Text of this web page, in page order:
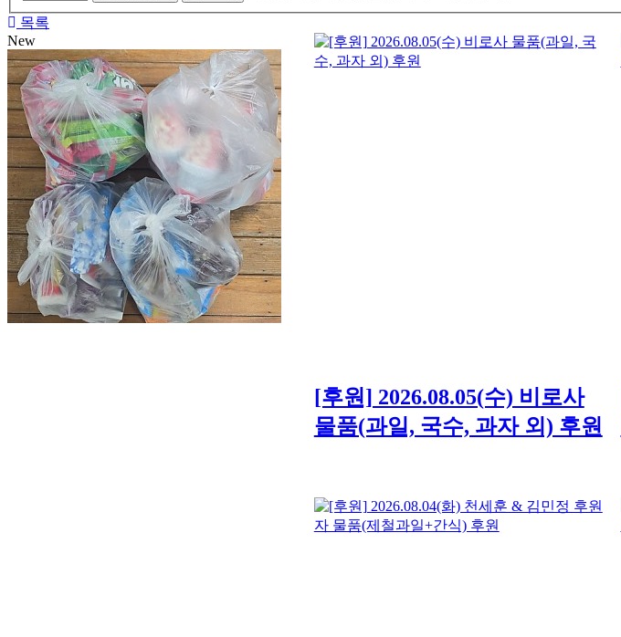
목록
New
[후원] 2026.08.05(수) 비로사
물품(과일, 국수, 과자 외) 후원